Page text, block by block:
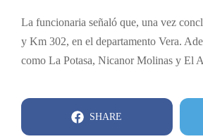
La funcionaria señaló que, una vez
y Km 302, en el departamento Vera.
como La Potasa, Nicanor Molinas y El
SHARE